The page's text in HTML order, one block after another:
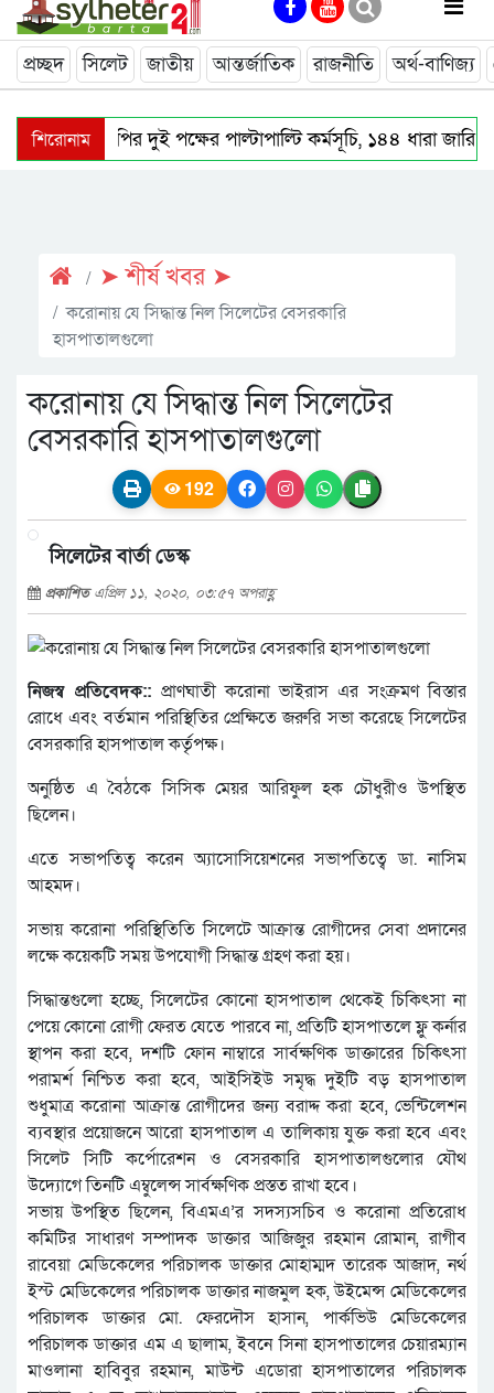
প্রচ্ছদ সিলেট জাতীয় আন্তর্জাতিক রাজনীতি অর্থ-বাণিজ্য
শিরোনাম
দিরাইয়ে বিএনপির দুই পক্ষের পাল্টাপাল্টি কর্মসূচি, ১৪৪ ধারা জারি
➤ শীর্ষ খবর ➤
করোনায় যে সিদ্ধান্ত নিল সিলেটের বেসরকারি
হাসপাতালগুলো
করোনায় যে সিদ্ধান্ত নিল সিলেটের
বেসরকারি হাসপাতালগুলো
192
সিলেটের বার্তা ডেস্ক
প্রকাশিতএপ্রিল ১১, ২০২০, ০৩:৫৭ অপরাহ্ণ
নিজস্ব প্রতিবেদক:: প্রাণঘাতী করোনা ভাইরাস এর সংক্রমণ বিস্তার
রোধে এবং বর্তমান পরিস্থিতির প্রেক্ষিতে জরুরি সভা করেছে সিলেটের
বেসরকারি হাসপাতাল কর্তৃপক্ষ।
অনুষ্ঠিত এ বৈঠকে সিসিক মেয়র আরিফুল হক চৌধুরীও উপস্থিত
ছিলেন।
এতে সভাপতিত্ব করেন অ্যাসোসিয়েশনের সভাপতিত্বে ডা. নাসিম
আহমদ।
সভায় করোনা পরিস্থিতিতি সিলেটে আক্রান্ত রোগীদের সেবা প্রদানের
লক্ষে কয়েকটি সময় উপযোগী সিদ্ধান্ত গ্রহণ করা হয়।
সিদ্ধান্তগুলো হচ্ছে, সিলেটের কোনো হাসপাতাল থেকেই চিকিৎসা না
পেয়ে কোনো রোগী ফেরত যেতে পারবে না, প্রতিটি হাসপাতলে ফ্লু কর্নার
স্থাপন করা হবে, দশটি ফোন নাম্বারে সার্বক্ষণিক ডাক্তারের চিকিৎসা
পরামর্শ নিশ্চিত করা হবে, আইসিইউ সমৃদ্ধ দুইটি বড় হাসপাতাল
শুধুমাত্র করোনা আক্রান্ত রোগীদের জন্য বরাদ্দ করা হবে, ভেন্টিলেশন
ব্যবস্থার প্রয়োজনে আরো হাসপাতাল এ তালিকায় যুক্ত করা হবে এবং
সিলেট সিটি কর্পোরেশন ও বেসরকারি হাসপাতালগুলোর যৌথ
উদ্যোগে তিনটি এম্বুলেন্স সার্বক্ষণিক প্রস্তত রাখা হবে।
সভায় উপস্থিত ছিলেন, বিএমএ’র সদস্যসচিব ও করোনা প্রতিরোধ
কমিটির সাধারণ সম্পাদক ডাক্তার আজিজুর রহমান রোমান, রাগীব
রাবেয়া মেডিকেলের পরিচালক ডাক্তার মোহাম্মদ তারেক আজাদ, নর্থ
ইস্ট মেডিকেলের পরিচালক ডাক্তার নাজমুল হক, উইমেন্স মেডিকেলের
পরিচালক ডাক্তার মো. ফেরদৌস হাসান, পার্কভিউ মেডিকেলের
পরিচালক ডাক্তার এম এ ছালাম, ইবনে সিনা হাসপাতালের চেয়ারম্যান
মাওলানা হাবিবুর রহমান, মাউন্ট এডোরা হাসপাতালের পরিচালক